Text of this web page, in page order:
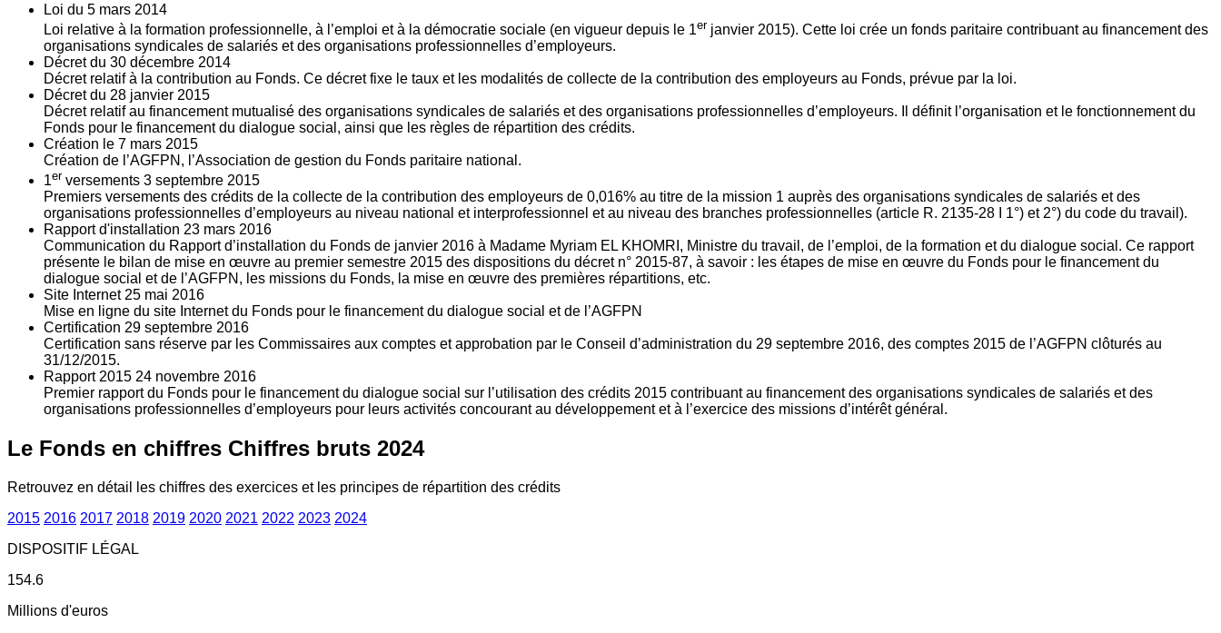
Loi du 5 mars 2014
Loi relative à la formation professionnelle, à l’emploi et à la démocratie sociale (en vigueur depuis le 1er janvier 2015). Cette loi crée un fonds paritaire contribuant au financement des
organisations syndicales de salariés et des organisations professionnelles d’employeurs.
Décret du 30 décembre 2014
Décret relatif à la contribution au Fonds. Ce décret fixe le taux et les modalités de collecte de la contribution des employeurs au Fonds, prévue par la loi.
Décret du 28 janvier 2015
Décret relatif au financement mutualisé des organisations syndicales de salariés et des organisations professionnelles d’employeurs. Il définit l’organisation et le fonctionnement du
Fonds pour le financement du dialogue social, ainsi que les règles de répartition des crédits.
Création le 7 mars 2015
Création de l’AGFPN, l’Association de gestion du Fonds paritaire national.
1er versements 3 septembre 2015
Premiers versements des crédits de la collecte de la contribution des employeurs de 0,016% au titre de la mission 1 auprès des organisations syndicales de salariés et des
organisations professionnelles d’employeurs au niveau national et interprofessionnel et au niveau des branches professionnelles (article R. 2135‐28 I 1°) et 2°) du code du travail).
Rapport d'installation 23 mars 2016
Communication du Rapport d’installation du Fonds de janvier 2016 à Madame Myriam EL KHOMRI, Ministre du travail, de l’emploi, de la formation et du dialogue social. Ce rapport
présente le bilan de mise en œuvre au premier semestre 2015 des dispositions du décret n° 2015-87, à savoir : les étapes de mise en œuvre du Fonds pour le financement du
dialogue social et de l’AGFPN, les missions du Fonds, la mise en œuvre des premières répartitions, etc.
Site Internet 25 mai 2016
Mise en ligne du site Internet du Fonds pour le financement du dialogue social et de l’AGFPN
Certification 29 septembre 2016
Certification sans réserve par les Commissaires aux comptes et approbation par le Conseil d’administration du 29 septembre 2016, des comptes 2015 de l’AGFPN clôturés au
31/12/2015.
Rapport 2015 24 novembre 2016
Premier rapport du Fonds pour le financement du dialogue social sur l’utilisation des crédits 2015 contribuant au financement des organisations syndicales de salariés et des
organisations professionnelles d’employeurs pour leurs activités concourant au développement et à l’exercice des missions d’intérêt général.
Le Fonds en chiffres Chiffres bruts 2024
Retrouvez en détail les chiffres des exercices et les principes de répartition des crédits
2015 2016 2017 2018 2019 2020 2021 2022 2023 2024
DISPOSITIF LÉGAL
154.6
Millions d'euros